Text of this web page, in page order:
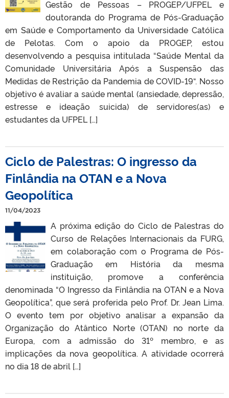
Gestão de Pessoas – PROGEP/UFPEL e
doutoranda do Programa de Pós-Graduação
em Saúde e Comportamento da Universidade Católica
de Pelotas. Com o apoio da PROGEP, estou
desenvolvendo a pesquisa intitulada “Saúde Mental da
Comunidade Universitária Após a Suspensão das
Medidas de Restrição da Pandemia de COVID-19“. Nosso
objetivo é avaliar a saúde mental (ansiedade, depressão,
estresse e ideação suicida) de servidores(as) e
estudantes da UFPEL […]
Ciclo de Palestras: O ingresso da
Finlândia na OTAN e a Nova
Geopolítica
11/04/2023
A próxima edição do Ciclo de Palestras do
Curso de Relações Internacionais da FURG,
em colaboração com o Programa de Pós-
Graduação em História da mesma
instituição, promove a conferência
denominada “O Ingresso da Finlândia na OTAN e a Nova
Geopolítica”, que será proferida pelo Prof. Dr. Jean Lima.
O evento tem por objetivo analisar a expansão da
Organização do Atântico Norte (OTAN) no norte da
Europa, com a admissão do 31º membro, e as
implicações da nova geopolítica. A atividade ocorrerá
no dia 18 de abril […]